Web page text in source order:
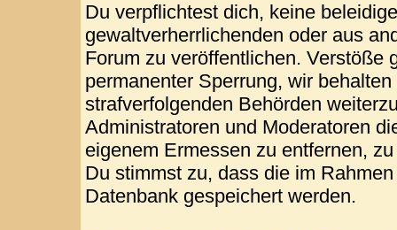
Du verpflichtest dich, keine
gewaltverherrlichenden oder aus
Forum zu veröffentlichen. Verstöße
permanenter Sperrung, wir
strafverfolgenden Behörden
Administratoren und Moderatoren
eigenem Ermessen zu entfernen,
Du stimmst zu, dass die im
Datenbank gespeichert werden.